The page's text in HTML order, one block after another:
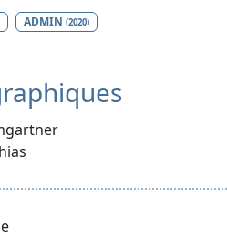
ADMIN (2020)